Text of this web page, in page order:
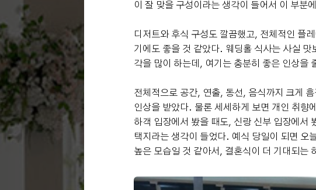
이 잘 맞을 구성이라는 생각이 들어서 이 부분
디저트와 후식 구성도 깔끔했고, 전체적인 플
기에도 좋을 것 같았다. 웨딩홀 식사는 사실 맛
각을 많이 하는데, 여기는 충분히 좋은 인상을
전체적으로 공간, 연출, 동선, 음식까지 크게
인상을 받았다. 물론 세세하게 보면 개인 취향
하객 입장에서 봤을 때도, 신랑 신부 입장에서
택지라는 생각이 들었다. 예식 당일이 되면 오
높은 모습일 것 같아서, 결혼식이 더 기대되는